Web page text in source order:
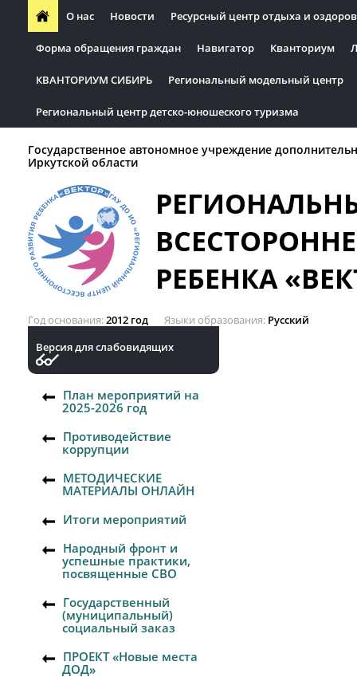
О нас Новости Ресурсный центр отдыха и
Форма обращения граждан Навигатор Кванториум
КВАНТОРИУМ СИБИРЬ Региональный модельный центр
Региональный центр детско-юношеского туризма
Государственное автономное учреждение
Иркутской области
РЕБЕНКА
Год основания 2012 год Языки образования Русский
Версия для слабовидящих
План мероприятий на
2025-2026 год
Противодействие
коррупции
МЕТОДИЧЕСКИЕ
МАТЕРИАЛЫ ОНЛАЙН
Итоги мероприятий
Народный фронт и
успешные практики,
посвященные СВО
Государственный
(муниципальный)
социальный заказ
ПРОЕКТ «Новые места
ДОД»